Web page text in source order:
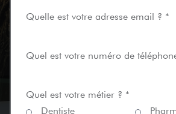
Quelle est votre adresse email ? *
Quel est votre numéro de
Quel est votre métier ? *
Dentiste